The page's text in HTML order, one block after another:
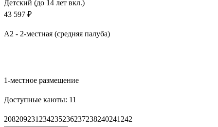
Детский (до 14 лет вкл.)
43 597 ₽
А2 - 2-местная (средняя палуба)
1-местное размещение
Доступные каюты: 11
208209231 234235236237238240241 242